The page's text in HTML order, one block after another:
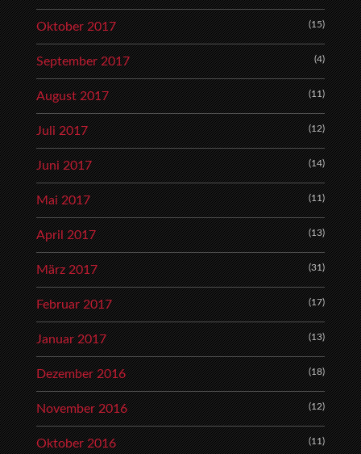
Oktober 2017 (15)
September 2017 (4)
August 2017 (11)
Juli 2017 (12)
Juni 2017 (14)
Mai 2017 (11)
April 2017 (13)
März 2017 (31)
Februar 2017 (17)
Januar 2017 (13)
Dezember 2016 (18)
November 2016 (12)
Oktober 2016 (11)